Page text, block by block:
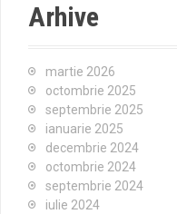
Arhive
martie 2026
octombrie 2025
septembrie 2025
ianuarie 2025
decembrie 2024
octombrie 2024
septembrie 2024
iulie 2024